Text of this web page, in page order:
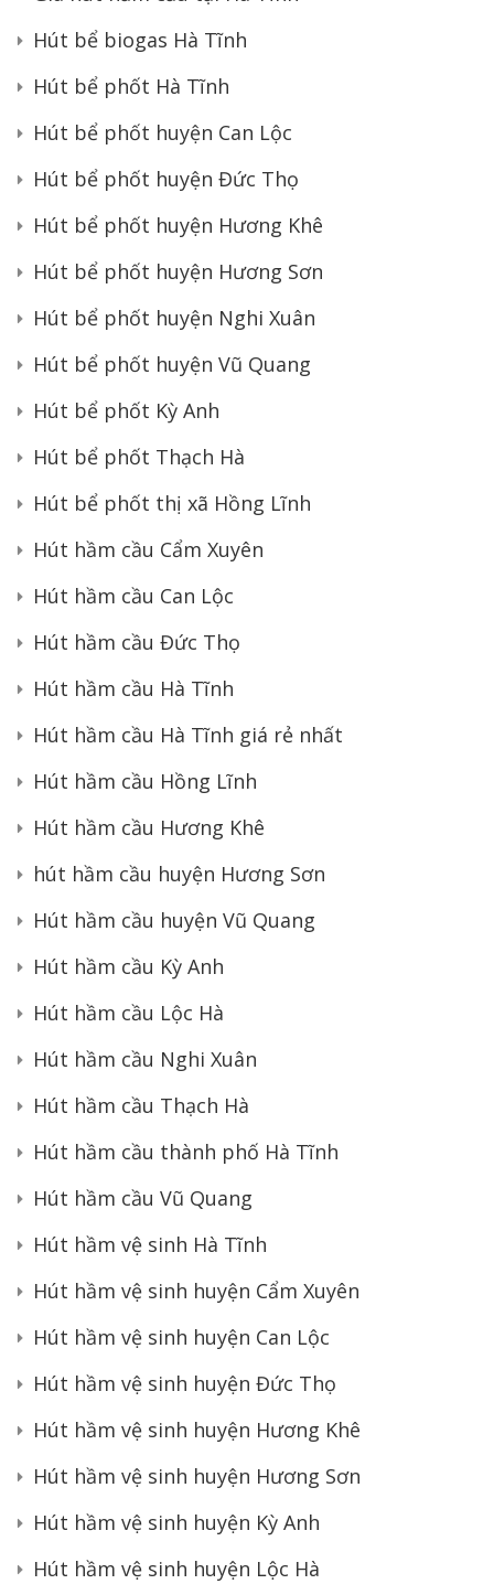
Hút bể biogas Hà Tĩnh
Hút bể phốt Hà Tĩnh
Hút bể phốt huyện Can Lộc
Hút bể phốt huyện Đức Thọ
Hút bể phốt huyện Hương Khê
Hút bể phốt huyện Hương Sơn
Hút bể phốt huyện Nghi Xuân
Hút bể phốt huyện Vũ Quang
Hút bể phốt Kỳ Anh
Hút bể phốt Thạch Hà
Hút bể phốt thị xã Hồng Lĩnh
Hút hầm cầu Cẩm Xuyên
Hút hầm cầu Can Lộc
Hút hầm cầu Đức Thọ
Hút hầm cầu Hà Tĩnh
Hút hầm cầu Hà Tĩnh giá rẻ nhất
Hút hầm cầu Hồng Lĩnh
Hút hầm cầu Hương Khê
hút hầm cầu huyện Hương Sơn
Hút hầm cầu huyện Vũ Quang
Hút hầm cầu Kỳ Anh
Hút hầm cầu Lộc Hà
Hút hầm cầu Nghi Xuân
Hút hầm cầu Thạch Hà
Hút hầm cầu thành phố Hà Tĩnh
Hút hầm cầu Vũ Quang
Hút hầm vệ sinh Hà Tĩnh
Hút hầm vệ sinh huyện Cẩm Xuyên
Hút hầm vệ sinh huyện Can Lộc
Hút hầm vệ sinh huyện Đức Thọ
Hút hầm vệ sinh huyện Hương Khê
Hút hầm vệ sinh huyện Hương Sơn
Hút hầm vệ sinh huyện Kỳ Anh
Hút hầm vệ sinh huyện Lộc Hà